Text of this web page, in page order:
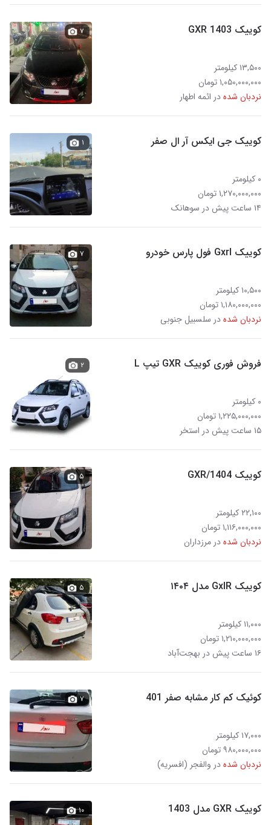
کوییک GXR 1403
۱۳,۵۰۰ کیلومتر
۱,۰۵۰,۰۰۰,۰۰۰ تومان
نردبان شدهدر ائمه اطهار
۷
کوییک جی ایکس آر ال صفر
۰ کیلومتر
۱,۲۷۰,۰۰۰,۰۰۰ تومان
۱۴ ساعت پیش در سوهانک
۱
کوییک Gxrl فول پارس خودرو
۱۰,۵۰۰ کیلومتر
۱,۱۸۰,۰۰۰,۰۰۰ تومان
نردبان شدهدر سلسبیل جنوبی
۷
فروش فوری کوییک GXR تیپ L
۰ کیلومتر
۱,۲۲۵,۰۰۰,۰۰۰ تومان
۱۵ ساعت پیش در استخر
۲
کوییک GXR/1404
۲۲,۱۰۰ کیلومتر
۱,۱۱۶,۰۰۰,۰۰۰ تومان
نردبان شدهدر مرزداران
۵
کوییک GxlR مدل ۱۴۰۴
۱۱,۰۰۰ کیلومتر
۱,۲۱۰,۰۰۰,۰۰۰ تومان
۱۶ ساعت پیش در بهجت‌آباد
۵
کوئیک کم کار مشابه صفر 401
۱۷,۰۰۰ کیلومتر
۹۸۰,۰۰۰,۰۰۰ تومان
نردبان شدهدر والفجر (افسریه)
۷
کوییک GXR مدل 1403 ۱۰